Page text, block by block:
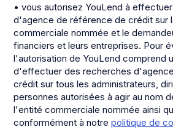
• vous autorisez YouLend à
d'agence de référence de crédit sur
commerciale nommée et le
financiers et leurs entreprises. Pour
l'autorisation de YouLend comprend
d'effectuer des recherches
crédit sur tous les administrateurs,
personnes autorisées à agir au nom
l'entité commerciale nommée ainsi
conformément à notrepolitique de